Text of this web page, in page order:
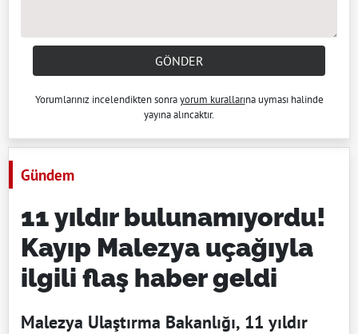
GÖNDER
Yorumlarınız incelendikten sonrayorum kurallarına uyması halinde
yayına alıncaktır.
Gündem
11 yıldır bulunamıyordu!
Kayıp Malezya uçağıyla
ilgili flaş haber geldi
Malezya Ulaştırma Bakanlığı, 11 yıldır